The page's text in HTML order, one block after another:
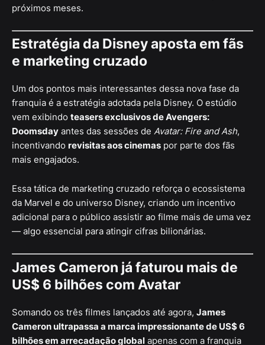
próximos meses.
Estratégia da Disney aposta em fãs
e marketing cruzado
Um dos pontos mais interessantes dessa nova fase da
franquia é a estratégia adotada pela Disney. O estúdio
vem exibindo teasers exclusivos de Avengers:
Doomsday antes das sessões de Avatar: Fire and Ash,
incentivando revisitas aos cinemas por parte dos fãs
mais engajados.
Essa tática de marketing cruzado reforça o ecossistema
da Marvel e do universo Disney, criando um incentivo
adicional para o público assistir ao filme mais de uma vez
— algo essencial para atingir cifras bilionárias.
James Cameron já faturou mais de
US$ 6 bilhões com Avatar
Somando os três filmes lançados até agora, James
Cameron ultrapassa a marca impressionante de US$ 6
bilhões em arrecadação global apenas com a franquia